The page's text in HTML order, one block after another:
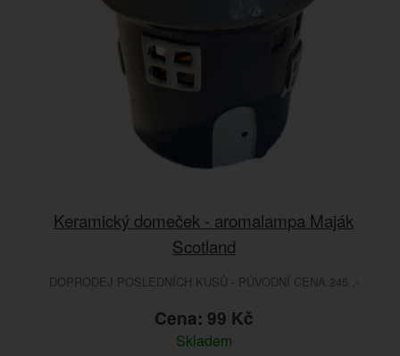
Keramický domeček - aromalampa Maják
Scotland
DOPRODEJ POSLEDNÍCH KUSŮ - PŮVODNÍ CENA 245.,-
Cena: 99 Kč
Skladem